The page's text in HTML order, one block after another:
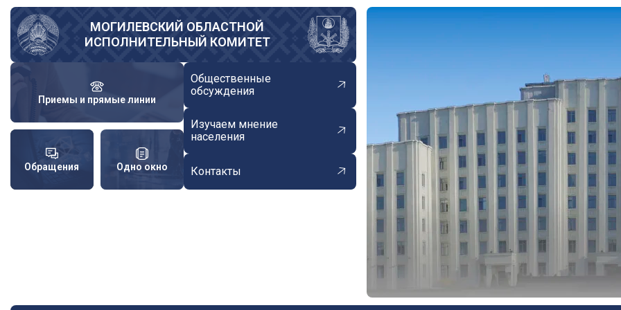
Перейти
основному
содержанию
МОГИЛЕВСКИЙ ОБЛАСТНОЙ
ИСПОЛНИТЕЛЬНЫЙ КОМИТЕТ
Приемы и прямые линии
Обращения Одно окно
Общественные
обсуждения
Изучаем мнение
населения
Контакты